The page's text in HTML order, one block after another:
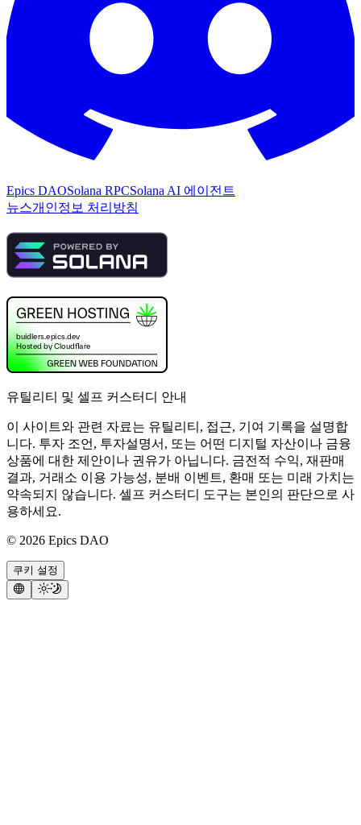
Epics DAOSolana RPCSolana AI 에이전트
뉴스개인정보 처리방침
유틸리티 및 셀프 커스터디 안내
이 사이트와 관련 자료는 유틸리티, 접근, 기여 기록을 설명합
니다. 투자 조언, 투자설명서, 또는 어떤 디지털 자산이나 금융
상품에 대한 제안이나 권유가 아닙니다. 금전적 수익, 재판매
결과, 거래소 이용 가능성, 분배 이벤트, 환매 또는 미래 가치는
약속되지 않습니다. 셀프 커스터디 도구는 본인의 판단으로 사
용하세요.
© 2026 Epics DAO
쿠키 설정